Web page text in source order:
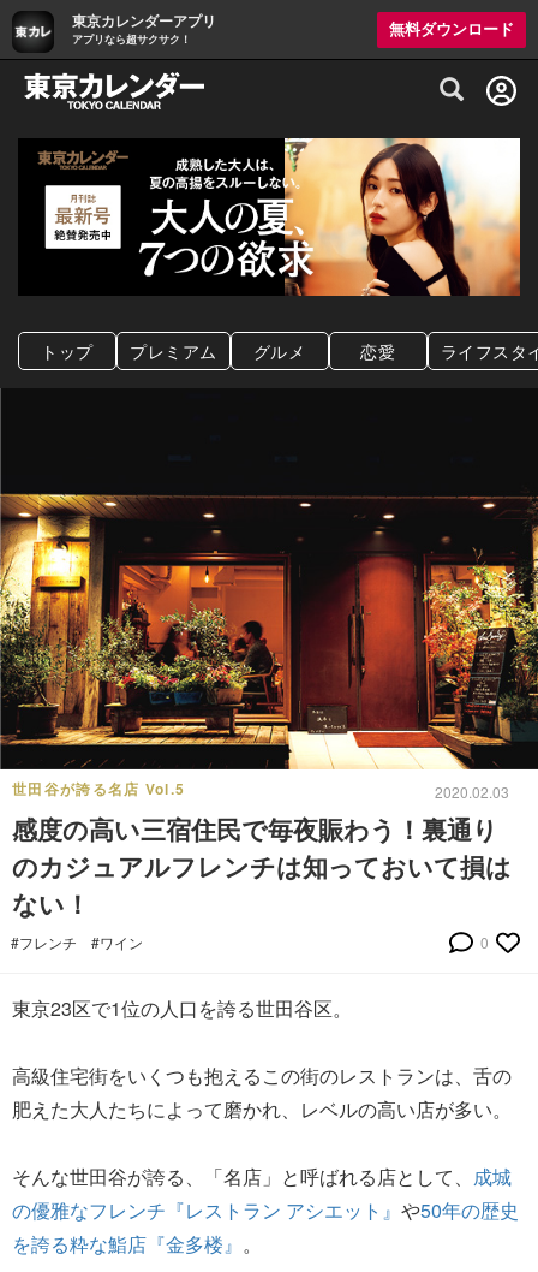
東京カレンダーアプリ
アプリなら超サクサク！
無料ダウンロード
グルメ情報・プレミアムレストラン予約
トップ プレミアム グルメ 恋愛 ライフスタ
世田谷が誇る名店 Vol.5 2020.02.03
感度の高い三宿住民で毎夜賑わう！裏通り
のカジュアルフレンチは知っておいて損は
ない！
#フレンチ #ワイン 0
東京23区で1位の人口を誇る世田谷区。
高級住宅街をいくつも抱えるこの街のレストランは、舌の
肥えた大人たちによって磨かれ、レベルの高い店が多い。
そんな世田谷が誇る、「名店」と呼ばれる店として、 成城
の優雅なフレンチ『レストラン アシエット』 や50年の歴史
を誇る粋な鮨店『金多楼』 。